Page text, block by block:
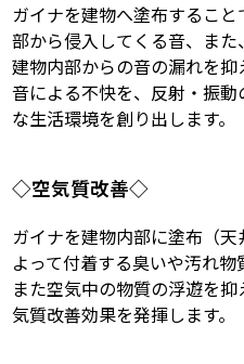
ガイナを建物へ塗布するこ
部から侵入してくる音、また
建物内部からの音の漏れを抑
音による不快を、反射・振
な生活環境を創り出します。
◇空気質改善◇
ガイナを建物内部に塗布（
よって付着する臭いや汚れ物
また空気中の物質の浮遊を
気質改善効果を発揮します。